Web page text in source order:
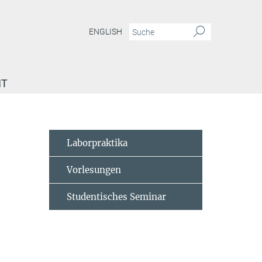
ENGLISH
Laborpraktika
Vorlesungen
Studentisches Seminar